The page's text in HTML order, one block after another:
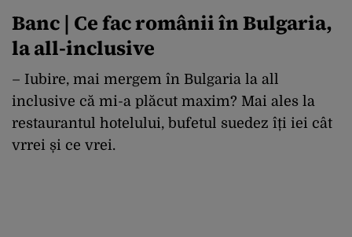
Banc | Ce fac românii în Bulgaria,
la all-inclusive
– Iubire, mai mergem în Bulgaria la all
inclusive că mi-a plăcut maxim? Mai ales la
restaurantul hotelului, bufetul suedez îți iei cât
vrrei și ce vrei.